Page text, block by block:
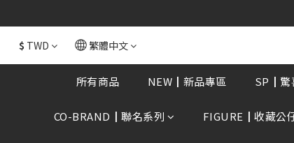
全館消費
$ TWD 繁體中文
所有商品 NEW┃新品專區 SP┃驚
CO-BRAND┃聯名系列 FIGURE┃收藏公